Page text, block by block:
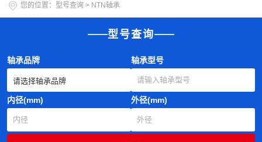
您的位置： 型号查询 > NTN轴承
型号查询
轴承品牌 轴承型号
内径(mm) 外径(mm)